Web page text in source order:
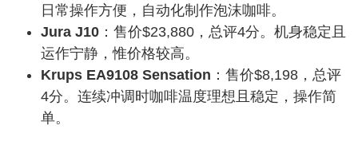
日常操作方便，自动化制作泡沫咖啡。
Jura J10 ：售价$23,880，总评4分。机身稳定且
运作宁静，惟价格较高。
Krups EA9108 Sensation ：售价$8,198，总评
4分。连续冲调时咖啡温度理想且稳定，操作简
单。